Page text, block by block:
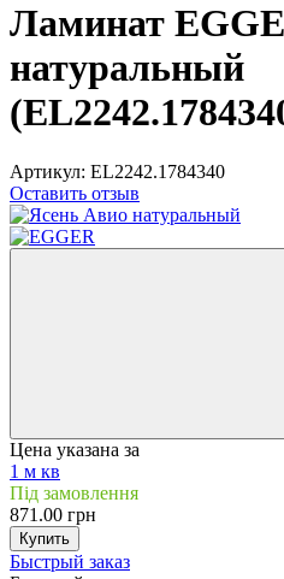
Ламинат
натуральный
Артикул: EL2242.1784340
Оставить отзыв
Цена указана за
1 м кв
Під замовлення
871.00 грн
Купить
Быстрый заказ